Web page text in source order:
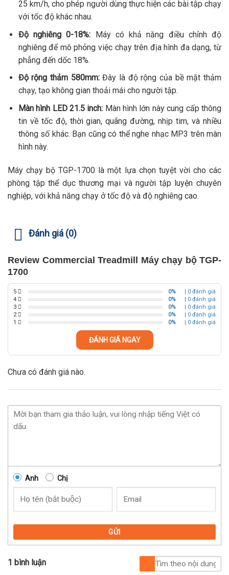
25 km/h, cho phép người dùng thực hiện các bài tập chạy
với tốc độ khác nhau.
Độ nghiêng 0-18%: Máy có khả năng điều chỉnh độ
nghiêng để mô phỏng việc chạy trên địa hình đa dạng, từ
phẳng đến dốc 18%.
Độ rộng thảm 580mm:Đây là độ rộng của bề mặt thảm
chạy, tạo không gian thoải mái cho người tập.
Màn hình LED 21.5 inch: Màn hình lớn này cung cấp thông
tin về tốc độ, thời gian, quãng đường, nhịp tim, và nhiều
thông số khác. Bạn cũng có thể nghe nhạc MP3 trên màn
hình này.
Máy chạy bộ TGP-1700 là một lựa chọn tuyệt vời cho các
phòng tập thể dục thương mại và người tập luyện chuyên
nghiệp, với khả năng chạy ở tốc độ và độ nghiêng cao.
Đánh giá (0)
Review Commercial Treadmill Máy chạy bộ TGP-
1700
5 0%
| 0 đánh giá
4
0%
| 0 đánh giá
3
0%
| 0 đánh giá
2
0%
| 0 đánh giá
1
0% | 0 đánh giá
ĐÁNH GIÁ NGAY
Chưa có đánh giá nào.
Anh Chị
GỬI
1 bình luận